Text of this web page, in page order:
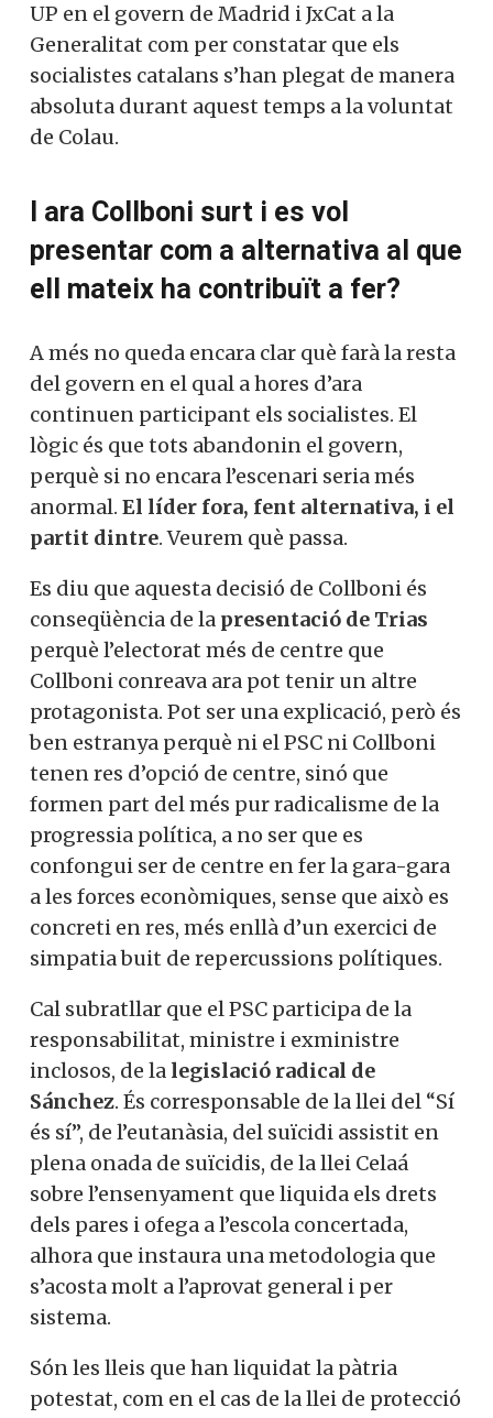
UP en el govern de Madrid i JxCat a la
Generalitat com per constatar que els
socialistes catalans s’han plegat de manera
absoluta durant aquest temps a la voluntat
de Colau.
I ara Collboni surt i es vol
presentar com a alternativa al que
ell mateix ha contribuït a fer?
A més no queda encara clar què farà la resta
del govern en el qual a hores d’ara
continuen participant els socialistes. El
lògic és que tots abandonin el govern,
perquè si no encara l’escenari seria més
anormal. El líder fora, fent alternativa, i el
partit dintre. Veurem què passa.
Es diu que aquesta decisió de Collboni és
conseqüència de la presentació de Trias
perquè l’electorat més de centre que
Collboni conreava ara pot tenir un altre
protagonista. Pot ser una explicació, però és
ben estranya perquè ni el PSC ni Collboni
tenen res d’opció de centre, sinó que
formen part del més pur radicalisme de la
progressia política, a no ser que es
confongui ser de centre en fer la gara-gara
a les forces econòmiques, sense que això es
concreti en res, més enllà d’un exercici de
simpatia buit de repercussions polítiques.
Cal subratllar que el PSC participa de la
responsabilitat, ministre i exministre
inclosos, de la legislació radical de
Sánchez. És corresponsable de la llei del “Sí
és sí”, de l’eutanàsia, del suïcidi assistit en
plena onada de suïcidis, de la llei Celaá
sobre l’ensenyament que liquida els drets
dels pares i ofega a l’escola concertada,
alhora que instaura una metodologia que
s’acosta molt a l’aprovat general i per
sistema.
Són les lleis que han liquidat la pàtria
potestat, com en el cas de la llei de protecció